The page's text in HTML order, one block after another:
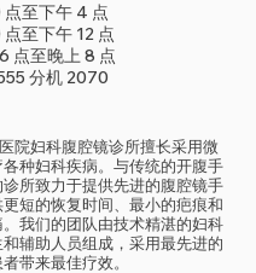
点至下午 4 点
至下午 12 点
点至晚上 8 点
分机 2070
院妇科腹腔镜诊所擅长采用微
种妇科疾病。与传统的开腹手
所致力于提供先进的腹腔镜手
短的恢复时间、最小的疤痕和
我们的团队由技术精湛的妇科
辅助人员组成，采用最先进的
带来最佳疗效。